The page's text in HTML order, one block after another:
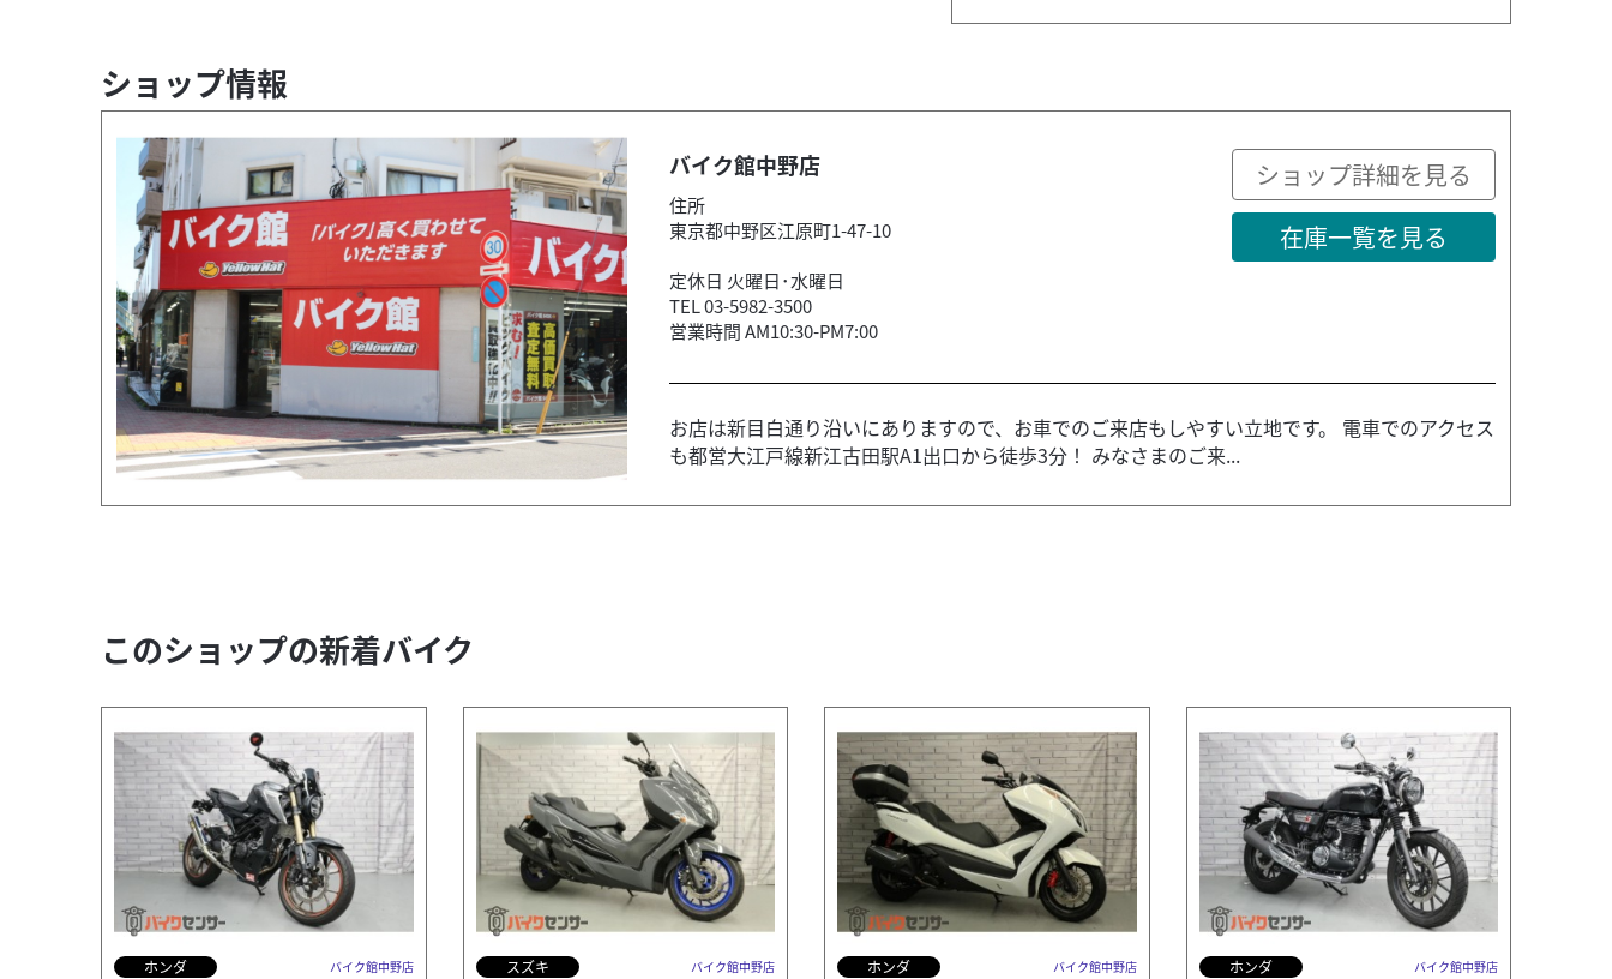
ショップ情報
バイク館中野店
住所
東京都中野区江原町1-47-10
定休日 火曜日･水曜日
TEL 03-5982-3500
営業時間 AM10:30-PM7:00
ショップ詳細を見る
在庫一覧を見る
お店は新目白通り沿いにありますので、お車でのご来店もしやすい立地です。 電車でのアクセス
も都営大江戸線新江古田駅A1出口から徒歩3分！ みなさまのご来...
このショップの新着バイク
ホンダ バイク館中野店 スズキ バイク館中野店 ホンダ バイク館中野店 ホンダ バイク館中野店